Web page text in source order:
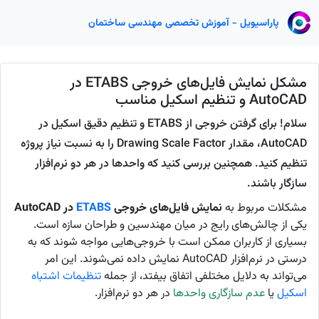
پاراسیویل - آموزش تخصصی مهندسی ساختمان
مشکل نمایش فایل‌های خروجی ETABS در
AutoCAD و تنظیم اسکیل مناسب
سلام! برای گرفتن خروجی از ETABS و تنظیم دقیق اسکیل در
AutoCAD، مقدار Drawing Scale Factor را به نسبت نیاز پروژه
تنظیم کنید. همچنین بررسی کنید که واحدها در هر دو نرم‌افزار
سازگار باشند.
مشکلات مربوط به نمایش فایل‌های خروجیETABS در AutoCAD
یکی از چالش‌های رایج در میان مهندسین و طراحان سازه است.
بسیاری از کاربران ممکن است با خروجی‌هایی مواجه شوند که به
درستی در نرم‌افزار AutoCAD نمایش داده نمی‌شوند. این امر
می‌تواند به دلایل مختلفی اتفاق بیفتد، از جملهتنظیمات اشتباه
اسکیلیا عدم سازگاری واحدها در هر دو نرم‌افزار.